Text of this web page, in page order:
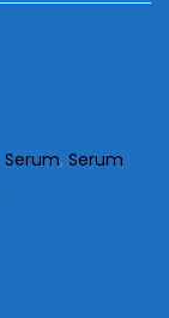
Serum, Serum